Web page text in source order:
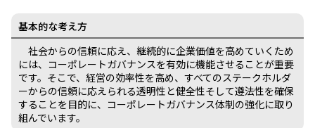
基本的な考え方
社会からの信頼に応え、継続的に企業価値を⾼めていくため
には、コーポレートガバナンスを有効に機能させることが重要
です。そこで、経営の効率性を⾼め、すべてのステークホルダ
ーからの信頼に応えられる透明性と健全性そして遵法性を確保
することを⽬的に、コーポレートガバナンス体制の強化に取り
組んでいます。